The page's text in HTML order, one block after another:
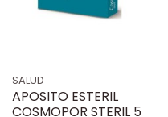
SALUD
APOSITO ESTERIL
COSMOPOR STERIL 5